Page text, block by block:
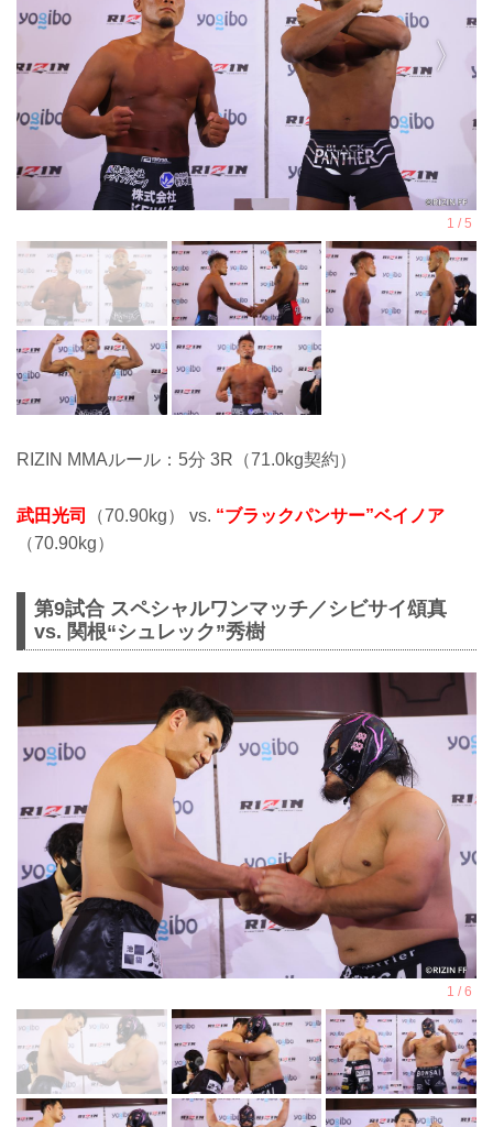
RIZIN MMAルール：5分 3R（71.0kg契約）
武田光司 （70.90kg） vs. “ブラックパンサー”ベイノア
（70.90kg）
第9試合 スペシャルワンマッチ／シビサイ頌真
vs. 関根“シュレック”秀樹